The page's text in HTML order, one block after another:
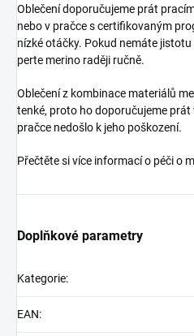
Oblečení doporučujeme prát
nebo v pračce s certifikovaným
nízké otáčky. Pokud nemáte
perte merino raději ručně.
Oblečení z kombinace materiálů
tenké, proto ho doporučujeme
pračce nedošlo k jeho poškození.
Přečtěte si více informací o péči o
Doplňkové parametry
Kategorie:
EAN: